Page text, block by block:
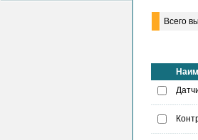
Всего